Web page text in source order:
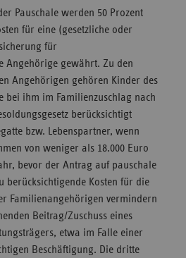
Pauschale werden 50 Prozent
für eine (gesetzliche oder
für
Angehörige gewährt. Zu den
Angehörigen gehören Kinder des
bei ihm im Familienzuschlag nach
berücksichtigt
bzw. Lebenspartner, wenn
von weniger als 18.000 Euro
bevor der Antrag auf pauschale
berücksichtigende Kosten für die
Familienangehörigen vermindern
Beitrag/Zuschuss eines
etwa im Falle einer
Beschäftigung. Die dritte